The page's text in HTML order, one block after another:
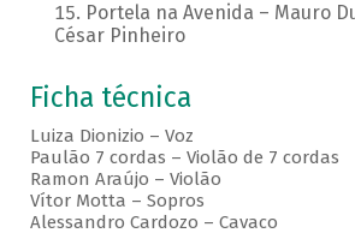
Portela na Avenida – Mauro
César Pinheiro
Ficha técnica
Luiza Dionizio – Voz
Paulão 7 cordas – Violão de 7 cordas
Ramon Araújo – Violão
Vítor Motta – Sopros
Alessandro Cardozo – Cavaco